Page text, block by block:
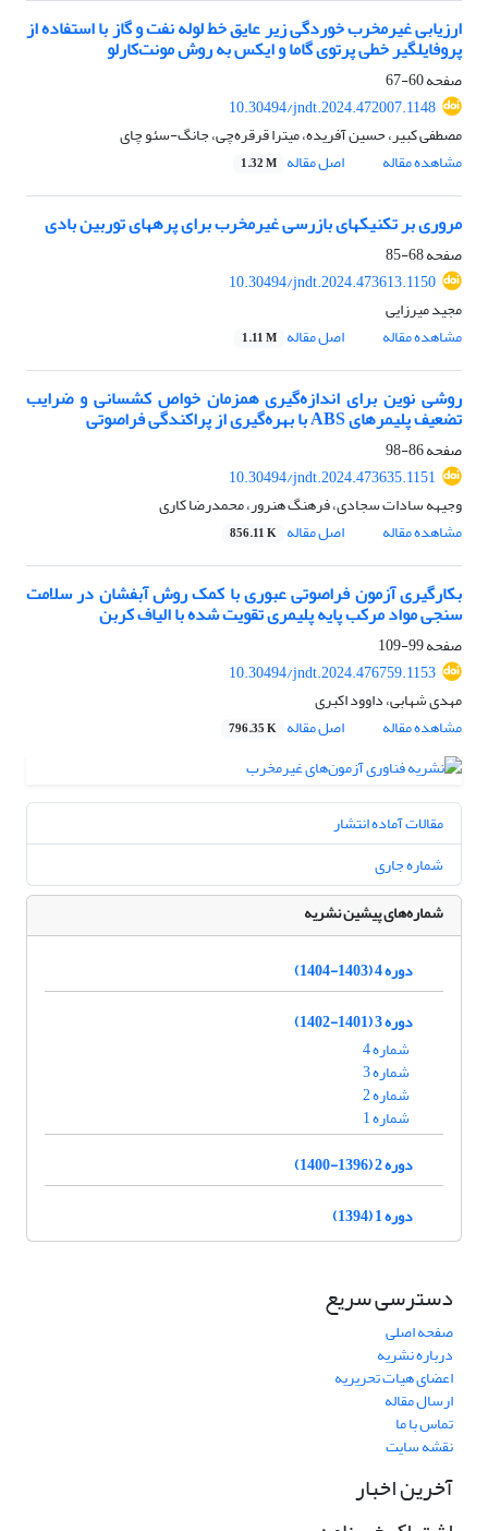
ارزیابی غیرمخرب خوردگی زیر عایق خط لوله نفت و گاز با استفاده از
پروفایلگیر خطی پرتوی گاما و ایکس به روش مونت‌کارلو
صفحه60-67
10.30494/jndt.2024.472007.1148
مصطفی کبیر، حسین آفریده، میترا قرقره‌چی، جانگ-سئو چای
مشاهده مقاله
اصل مقاله 1.32 M
مروری بر تکنیک‏های بازرسی غیر‏مخرب برای پره‏های توربین بادی
صفحه68-85
10.30494/jndt.2024.473613.1150
مجید میرزایی
مشاهده مقاله
اصل مقاله 1.11 M
روشی نوین برای اندازه‌گیری همزمان خواص کشسانی و ضرایب
تضعیف پلیمرهای ABS با بهره‌گیری از پراکندگی فراصوتی
صفحه86-98
10.30494/jndt.2024.473635.1151
وجیهه سادات سجادی، فرهنگ هنرور، محمدرضا کاری
مشاهده مقاله
اصل مقاله 856.11 K
بکارگیری آزمون فراصوتی عبوری با کمک روش آبفشان در سلامت
سنجی مواد مرکب پایه پلیمری تقویت شده با الیاف کربن
صفحه99-109
10.30494/jndt.2024.476759.1153
مهدی شهابی، داوود اکبری
مشاهده مقاله
اصل مقاله 796.35 K
مقالات آماده انتشار
شماره جاری
شماره‌های پیشین نشریه
دوره 4 (1403-1404)
دوره 3 (1401-1402)
شماره 4
شماره 3
شماره 2
شماره 1
دوره 2 (1396-1400)
دوره 1 (1394)
دسترسی سریع
صفحه اصلی
درباره نشریه
اعضای هیات تحریریه
ارسال مقاله
تماس با ما
نقشه سایت
آخرین اخبار